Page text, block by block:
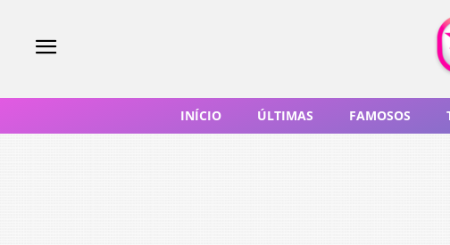
INÍCIO ÚLTIMAS FAMOSOS